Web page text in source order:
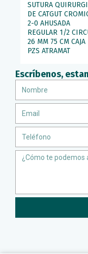
Escríbenos,
Message
SUTURA
DE CATGUT
2-0 AHUSADA
REGULAR 1/2
26 MM 75 CM
PZS ATRAMAT